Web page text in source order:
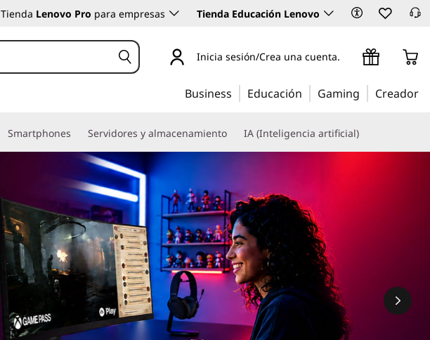
Tienda Lenovo Pro para empresas Tienda Educación Lenovo
Inicia sesión/Crea una cuenta.
Business Educación Gaming Creador
Smartphones Servidores y almacenamiento IA (Inteligencia artificial)